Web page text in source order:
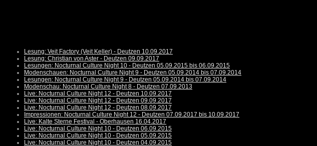
Lesung: Veit Factory (Veit Keller) - Deutzen 10.09.2017
Lesung: Christian von Aster - Deutzen 09.09.2017
Lesungen: Nocturnal Culture Night 10 - Deutzen 05.09.2015 bis 06.09.2015
Modenschauen: Nocturnal Culture Night 9 - Deutzen 05.09.2014 bis 07.09.2014
Lesungen: Nocturnal Culture Night 9 - Deutzen 05.09.2014 bis 07.09.2014
Modenschau: Nocturnal Culture Night 8 - Deutzen 07.09.2013
Live: Nocturnal Culture Night 12 - Deutzen 10.09.2017
Live: Nocturnal Culture Night 12 - Deutzen 09.09.2017
Live: Nocturnal Culture Night 12 - Deutzen 08.09.2017
Impressionen: Nocturnal Culture Night 12 - Deutzen 07.09.2017 bis 10.09.2017
Live: Kalte Sterne Festival - Oberhausen 16.04.2017
Live: Nocturnal Culture Night 10 - Deutzen 06.09.2015
Live: Nocturnal Culture Night 10 - Deutzen 05.09.2015
Live: Nocturnal Culture Night 10 - Deutzen 04.09.2015